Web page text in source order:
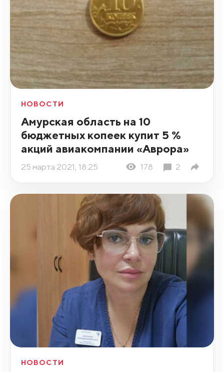
НОВОСТИ
Амурская область на 10
бюджетных копеек купит 5 %
акций авиакомпании «Аврора»
25 марта 2021, 18:25 178 2
НОВОСТИ